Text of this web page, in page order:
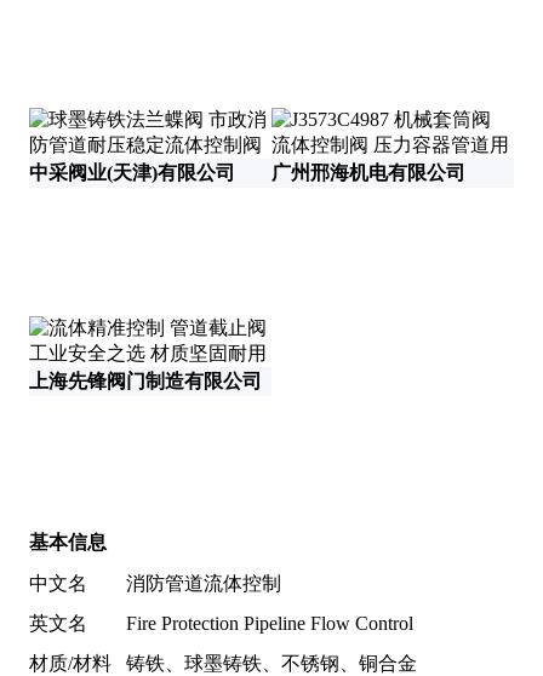
中采阀业(天津)有限公司 广州邢海机电有限公司
上海先锋阀门制造有限公司
基本信息
中文名
消防管道流体控制
英文名
Fire Protection Pipeline Flow Control
材质/材料
铸铁、球墨铸铁、不锈钢、铜合金